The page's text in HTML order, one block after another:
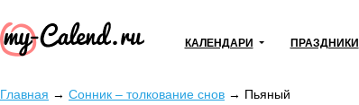
КАЛЕНДАРИ ПРАЗДНИКИ
Главная → Сонник – толкование снов → Пьяный